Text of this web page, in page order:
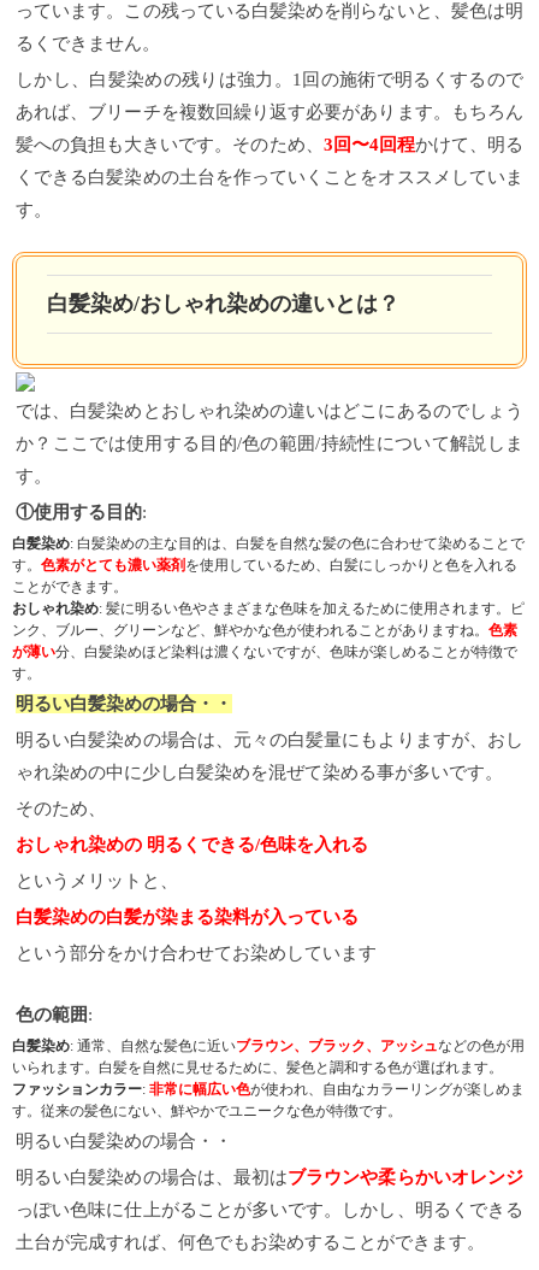
っています。この残っている白髪染めを削らないと、髪色は明
るくできません。
しかし、白髪染めの残りは強力。1回の施術で明るくするので
あれば、ブリーチを複数回繰り返す必要があります。もちろん
髪への負担も大きいです。そのため、 3回〜4回程かけて、明る
くできる白髪染めの土台を作っていくことをオススメしていま
す。
白髪染め/おしゃれ染めの違いとは？
では、白髪染めとおしゃれ染めの違いはどこにあるのでしょう
か？ここでは使用する目的/色の範囲/持続性について解説しま
す。
①使用する目的:
白髪染め: 白髪染めの主な目的は、白髪を自然な髪の色に合わせて染めることで
す。 色素がとても濃い薬剤 を使用しているため、白髪にしっかりと色を入れる
ことができます。
おしゃれ染め: 髪に明るい色やさまざまな色味を加えるために使用されます。ピ
ンク、ブルー、グリーンなど、鮮やかな色が使われることがありますね。 色素
が薄い分、白髪染めほど染料は濃くないですが、色味が楽しめることが特徴で
す。
明るい白髪染めの場合・・
明るい白髪染めの場合は、元々の白髪量にもよりますが、おし
ゃれ染めの中に少し白髪染めを混ぜて染める事が多いです。
そのため、
おしゃれ染めの 明るくできる/色味を入れる
というメリットと、
白髪染めの白髪が染まる染料が入っている
という部分をかけ合わせてお染めしています
色の範囲:
白髪染め: 通常、自然な髪色に近いブラウン、ブラック、アッシュなどの色が用
いられます。白髪を自然に見せるために、髪色と調和する色が選ばれます。
ファッションカラー: 非常に幅広い色が使われ、自由なカラーリングが楽しめま
す。従来の髪色にない、鮮やかでユニークな色が特徴です。
明るい白髪染めの場合・・
明るい白髪染めの場合は、最初はブラウンや柔らかいオレンジ
っぽい色味に仕上がることが多いです。しかし、明るくできる
土台が完成すれば、何色でもお染めすることができます。